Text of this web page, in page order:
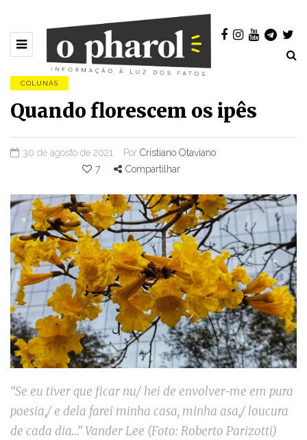
COLUNAS
Quando florescem os ipês
30 de agosto de 2021 Por Cristiano Otaviano
7
Compartilhar
“Se eu tiver que ficar nu/ hei de envolver-me em pura
poesia,/ e dela farei minha casa, minha asa,/ loucura
de cada dia…” Vander Lee (Foto: Roberto Parizotti)